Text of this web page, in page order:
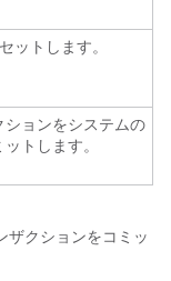
ットします。
ションをシステムの
トします。
ザクションをコミッ